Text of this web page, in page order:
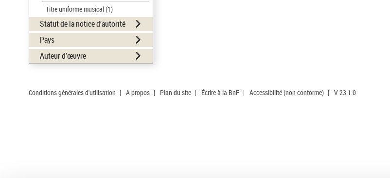
Titre uniforme musical(1)
Statut de la notice d’autorité
Pays
Auteur d’œuvre
Conditions générales d'utilisation | A propos | Plan du site | Écrire à la BnF | Accessibilité (non conforme) | V 23.1.0